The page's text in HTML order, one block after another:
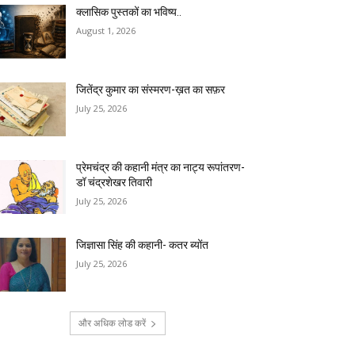
क्लासिक पुस्तकों का भविष्य..
August 1, 2026
जितेंद्र कुमार का संस्मरण-ख़त का सफ़र
July 25, 2026
प्रेमचंद्र की कहानी मंत्र का नाट्य रूपांतरण-
डॉ चंद्रशेखर तिवारी
July 25, 2026
जिज्ञासा सिंह की कहानी- कतर ब्योंत
July 25, 2026
और अधिक लोड करें